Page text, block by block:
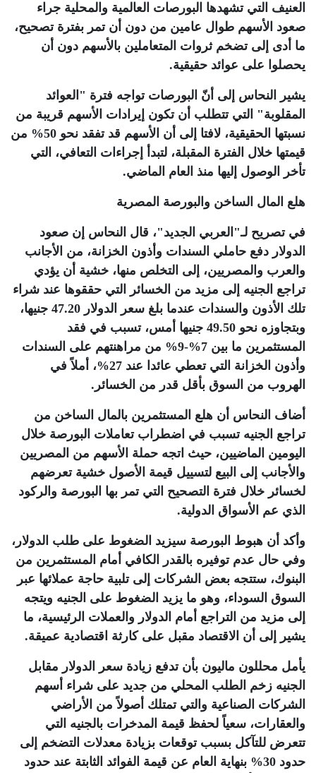
العنيف التي تشهدها البورصات العالمية والمحلية جراء
صعود الأسهم طوال عامين من دون أن تمر بفترة تصحيح،
ما أدى إلى تضخم ثروات المتعاملين بالأسهم دون أن
يحصلوا على عوائد حقيقية.
يشير النحاس إلى أنّ البورصات تواجه فترة "العوائد
المقلوبة" التي تتطلب أن تكون إيرادات الأسهم قريبة من
نسبتها الحقيقية، لافتا إلى أن الأسهم قد تفقد نحو 50% من
قيمتها خلال الفترة المقبلة، لتبدأ إجراءات التعافي، التي
تأخر الوصول إليها منذ العام الماضي.
هلع المال الساخن والبورصة المصرية
في تصريح لـ"العربي الجديد"، قال النحاس إن صعود
الدولار دفع حاملي السندات وأذون الخزانة، من الأجانب
والعرب والمصريين، إلى التخلص منها، خشية أن يؤدي
تراجع الجنيه إلى مزيد من الخسائر التي حققوها عند شراء
تلك الأذون والسندات عندما بلغ سعر الدولار 47.20 جنيها،
وبتجاوزه نحو 49.50 جنيها أمس، تسبب في فقد
المستثمرين ما بين 7%-9% من مراهنتهم على السندات
وأذون الخزانة التي تعطي عائدا عند 27%، أملاً في
الهروب من السوق بأقل قدر من الخسائر .
أضاف النحاس أن هلع المستثمرين بالمال الساخن من
تراجع الجنيه تسبب في اضطراب تعاملات البورصة خلال
اليومين الماضيين، حيث اتجه حملة الأسهم من المصريين
والأجانب إلى البيع لتسييل قيمة الأصول خشية تعرضهم
لخسائر خلال فترة التصحيح التي تمر بها البورصة والركود
الذي عم الأسواق الدولية.
وأكد أن هبوط البورصة سيزيد الضغوط على طلب الدولار،
وفي حال عدم توفيره بالقدر الكافي أمام المستثمرين من
البنوك، ستتجه بعض الشركات إلى تلبية حاجة عملائها عبر
السوق السوداء، وهو ما يزيد الضغوط على الجنيه ويتجه
إلى مزيد من التراجع أمام الدولار والعملات الرئيسية، ما
يشير إلى أن الاقتصاد مقبل على كارثة اقتصادية عميقة.
يأمل محللون ماليون بأن تدفع زيادة سعر الدولار مقابل
الجنيه زخم الطلب المحلي من جديد على شراء أسهم
الشركات الصناعية والتي تمتلك أصولاً من الأراضي
والعقارات، سعياً لحفظ قيمة المدخرات بالجنيه التي
تتعرض للتآكل بسبب توقعات بزيادة معدلات التضخم إلى
حدود 30% بنهاية العام عن قيمة الفوائد الثابتة عند حدود